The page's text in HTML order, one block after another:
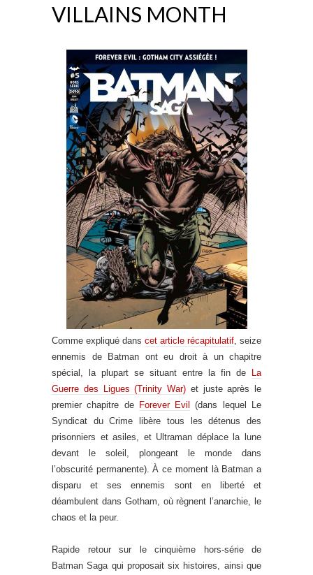
VILLAINS MONTH
Comme expliqué dans cet article récapitulatif , seize
ennemis de Batman ont eu droit à un chapitre
spécial, la plupart se situant entre la fin de
La
Guerre des Ligues (Trinity War) et juste après le
premier chapitre de Forever Evil
(dans lequel Le
Syndicat du Crime libère tous les détenus des
prisonniers et asiles, et Ultraman déplace la lune
devant le soleil, plongeant le monde dans
l’obscurité permanente). À ce moment là Batman a
disparu et ses ennemis sont en liberté et
déambulent dans Gotham, où règnent l’anarchie, le
chaos et la peur.
Rapide retour sur le cinquième hors-série de
Batman Saga qui proposait six histoires, ainsi que